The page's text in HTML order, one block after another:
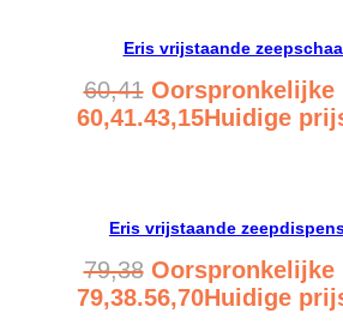
Eris vrijstaande
60,41 Oorspronkelijke
60,41.43,15Huidige
Eris vrijstaande
79,38 Oorspronkelijke
79,38.56,70Huidige